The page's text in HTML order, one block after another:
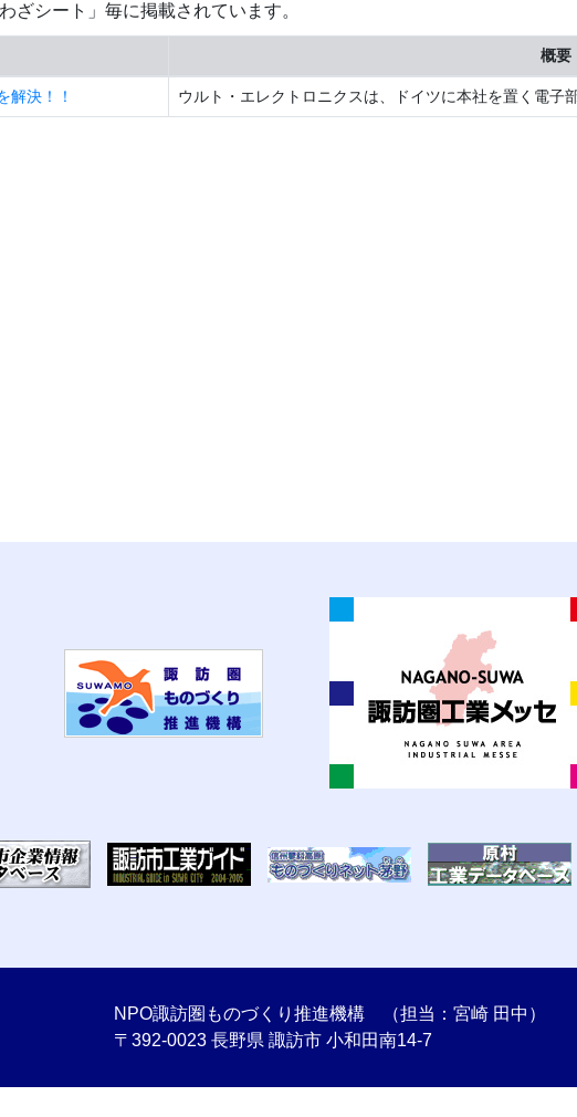
ざシート」毎に掲載されています。
概要
解決！！ ウルト・エレクトロニクスは、ドイツに本社を置く電子
NPO諏訪圏ものづくり推進機構 （担当：宮崎 田中）
〒392-0023 長野県 諏訪市 小和田南14-7